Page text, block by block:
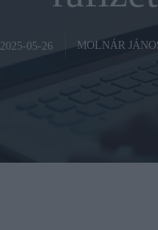
2025-05-26 MOLNÁR